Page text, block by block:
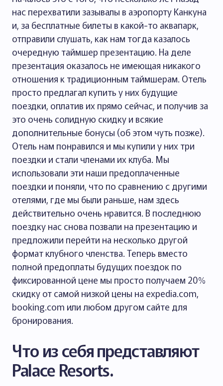
нас перехватили зазывалы в аэропорту Канкуна
и, за бесплатные билеты в какой-то аквапарк,
отправили слушать, как нам тогда казалось
очередную таймшер презентацию. На деле
презентация оказалось не имеющая никакого
отношения к традиционным таймшерам. Отель
просто предлагал купить у них будущие
поездки, оплатив их прямо сейчас, и получив за
это очень солидную скидку и всякие
дополнительные бонусы (об этом чуть позже).
Отель нам понравился и мы купили у них три
поездки и стали членами их клуба. Мы
использовали эти наши предоплаченные
поездки и поняли, что по сравнению с другими
отелями, где мы были раньше, нам здесь
действительно очень нравится. В последнюю
поездку нас снова позвали на презентацию и
предложили перейти на несколько другой
формат клубного членства. Теперь вместо
полной предоплаты будущих поездок по
фиксированной цене мы просто получаем 20%
скидку от самой низкой цены на expedia.com,
booking.com или любом другом сайте для
бронирования.
Что из себя представляют
Palace Resorts.